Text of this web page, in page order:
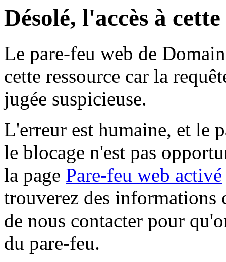
Désolé, l'accès à
Le pare-feu web de
cette ressource car la
jugée suspicieuse.
L'erreur est humaine, et le
le blocage n'est pas
la page Pare-feu web activé
trouverez des informations
de nous contacter pour
du pare-feu.